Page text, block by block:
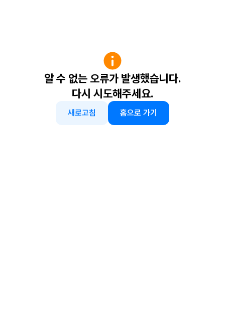
알 수 없는 오류가 발생했습니다.
다시 시도해주세요.
새로고침 홈으로 가기